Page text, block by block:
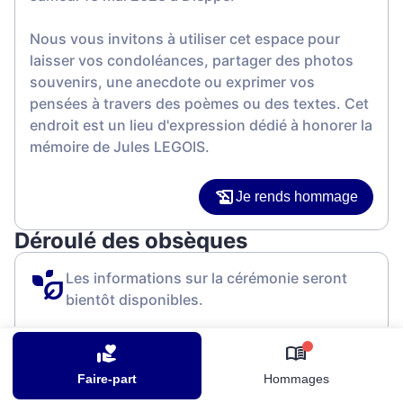
Faire-part Hommages
Nous vous invitons à utiliser cet espace pour
laisser vos condoléances, partager des photos
souvenirs, une anecdote ou exprimer vos
pensées à travers des poèmes ou des textes. Cet
endroit est un lieu d'expression dédié à honorer la
mémoire de Jules LEGOIS.
Je rends hommage
Déroulé des obsèques
Les informations sur la cérémonie seront
bientôt disponibles.
Activez une alerte si vous souhaitez être prévenu
dès que ces informations seront disponibles.
Recevoir une alerte par e-mail*